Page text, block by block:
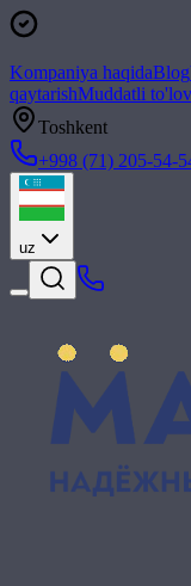
Kompaniya haqidaBlog
qaytarishMuddatli to'lov
Toshkent
+998 (71) 205-54-
uz